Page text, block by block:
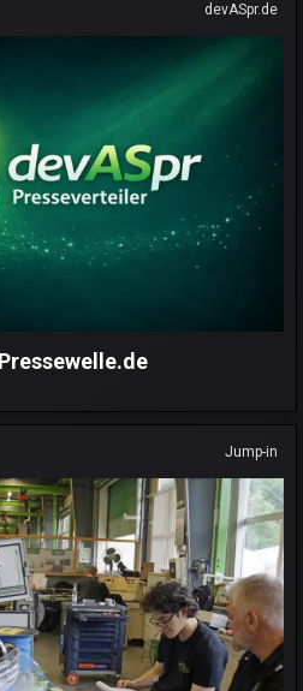
devASpr.de
Jump-in